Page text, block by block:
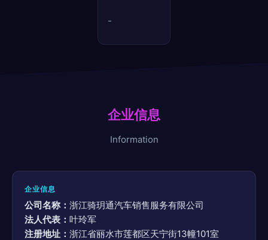
-
企业信息
Information
企业信息
公司名称： 浙江骑玥通汽车销售服务有限公司
法人代表： 叶玲军
注册地址： 浙江省丽水市莲都区天宁街13幢101室